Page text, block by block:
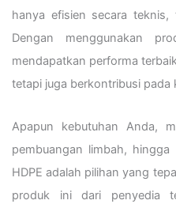
hanya efisien secara
Dengan menggunakan
mendapatkan performa
tetapi juga berkontribusi pada
Apapun kebutuhan Anda,
pembuangan limbah,
HDPE adalah pilihan yang
produk ini dari penyedia